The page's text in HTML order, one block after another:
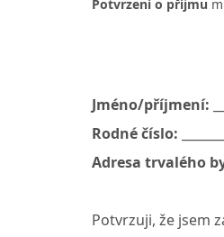
Potvrzení o příjmu
Jméno/příjmení:
Rodné číslo:
Adresa trvalého
Potvrzuji, že jsem